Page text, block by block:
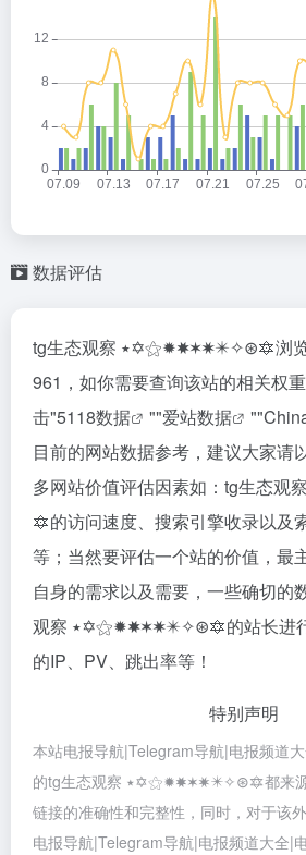
数据评估
tg生态观察 ٭✡️⚝✹✸✶✷✴️✧⊛🔯浏览人数已经达到
961，如你需要查询该站的相关权
击"5118数据 ""爱站数据 ""
目前的网站数据参考，建议大家请
多网站价值评估因素如：tg生态观察 ٭✡️⚝✹✸✶✷✴️✧⊛
🔯的访问速度、搜索引擎收录以及
等；当然要评估一个站的价值，最
自身的需求以及需要，一些确切的
观察 ٭✡️⚝✹✸✶✷✴️✧⊛🔯的站长进行洽谈提供。如该站
的IP、PV、跳出率等！
特别声明
本站电报导航|Telegram导航|电报频道
的tg生态观察 ٭✡️⚝✹✸✶✷✴️✧⊛🔯都来源于网络，不保证外部
链接的准确性和完整性，同时，对于该
电报导航|Telegram导航|电报频道大全|